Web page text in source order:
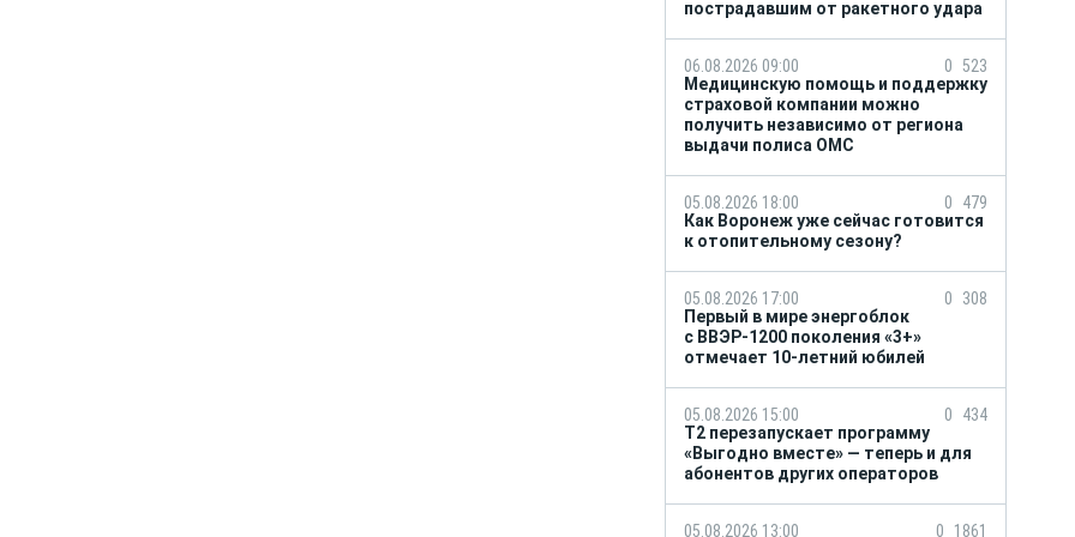
пострадавшим от ракетного удара
06.08.2026 09:00 0 523
Медицинскую помощь и поддержку
страховой компании можно
получить независимо от региона
выдачи полиса ОМС
05.08.2026 18:00 0
479
Как Воронеж уже сейчас готовится
к отопительному сезону?
05.08.2026 17:00 0
308
Первый в мире энергоблок
с ВВЭР-1200 поколения «3+»
отмечает 10-летний юбилей
05.08.2026 15:00 0
434
Т2 перезапускает программу
«Выгодно вместе» — теперь и для
абонентов других операторов
05.08.2026 13:00 0 1861